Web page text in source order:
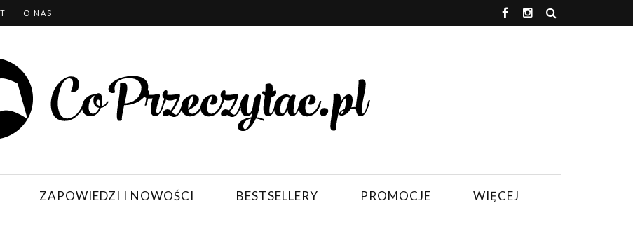
O NAS
ZAPOWIEDZI I NOWOŚCI BESTSELLERY PROMOCJE WIĘCEJ